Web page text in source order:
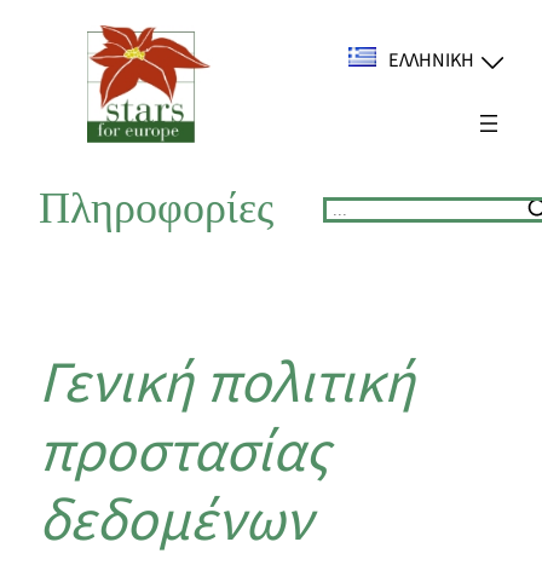
Μετάβαση
περιεχόμενο
ΕΛΛΗΝΙΚΉ
Suchen
Πληροφορίες
Γενική πολιτική
προστασίας
δεδομένων